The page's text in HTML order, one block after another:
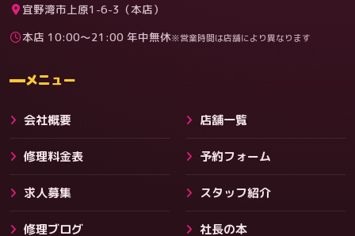
料金
宜野湾市上原1-6-3（本店）
本店 10:00〜21:00 年中無休※営業時間は店舗により異なります
メニュー
会社概要 店舗一覧
修理料金表 予約フォーム
求人募集 スタッフ紹介
修理ブログ 社長の本